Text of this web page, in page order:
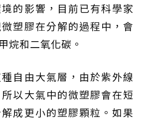
的影響，目前已有科學家
塑膠在分解的過程中，會
烷和二氧化碳。
自由大氣層，由於紫外線
以大氣中的微塑膠會在短
成更小的塑膠顆粒。如果